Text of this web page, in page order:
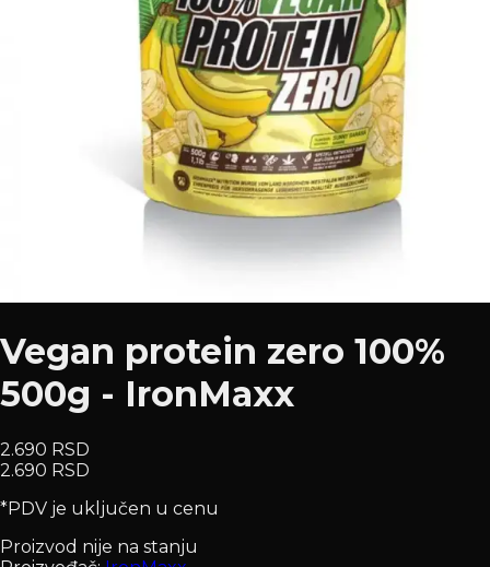
Vegan protein zero 100%
500g - IronMaxx
2.690 RSD
2.690 RSD
*PDV je uključen u cenu
Proizvod nije na stanju